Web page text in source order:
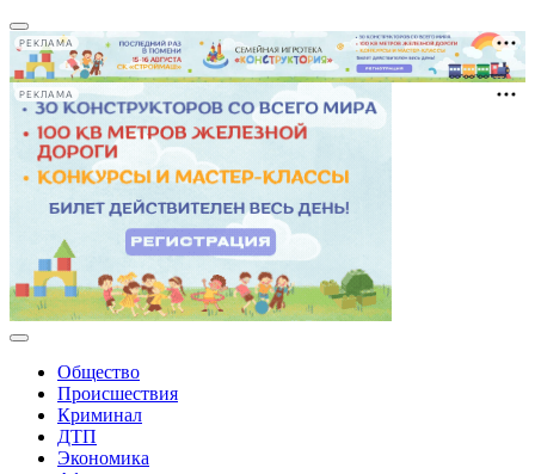
РЕКЛАМА
РЕКЛАМА
Общество
Происшествия
Криминал
ДТП
Экономика